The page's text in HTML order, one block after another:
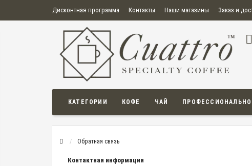
Дисконтная программа Контакты Наши магазины Заказ и
О нас Оплата Правила продажи товаров
Политика конфиденциальности
Политика в отношении обработки персональных данных
Пользовательское соглашение
КАТЕГОРИИ КОФЕ ЧАЙ
Обратная связь
Контактная информация